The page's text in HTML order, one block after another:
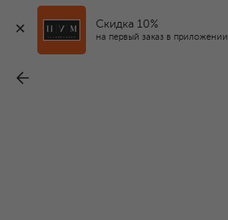
Скидка 10%
на первый заказ в приложении